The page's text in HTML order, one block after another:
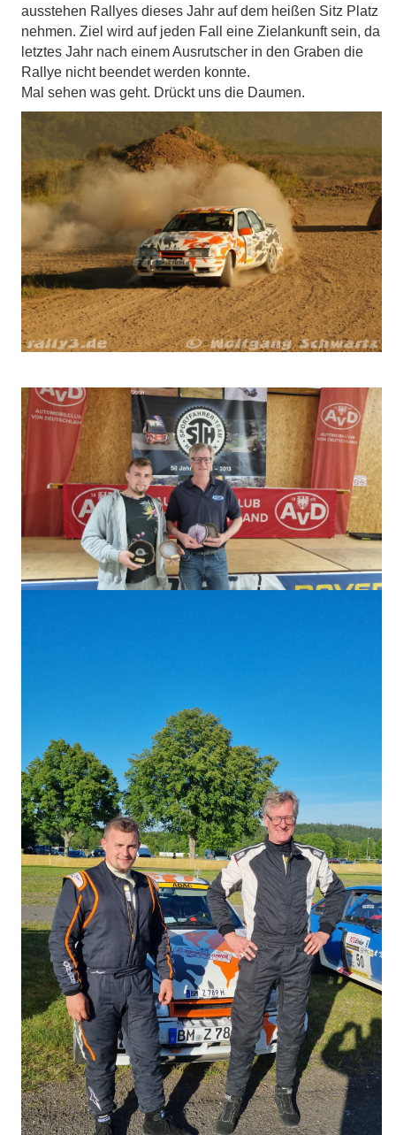
ausstehen Rallyes dieses Jahr auf dem heißen Sitz Platz
nehmen. Ziel wird auf jeden Fall eine Zielankunft sein, da
letztes Jahr nach einem Ausrutscher in den Graben die
Rallye nicht beendet werden konnte.
Mal sehen was geht. Drückt uns die Daumen.